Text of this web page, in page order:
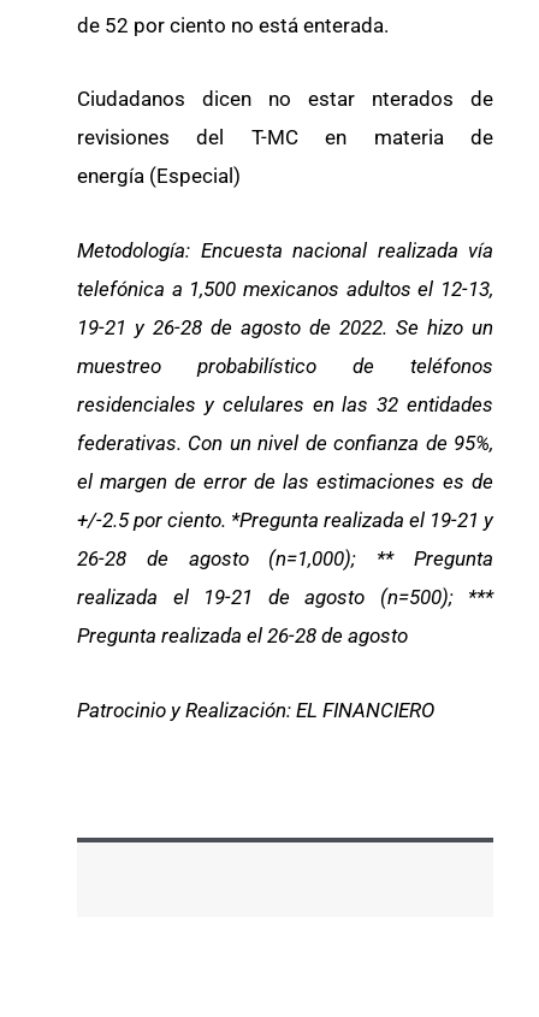
de 52 por ciento no está enterada.
Ciudadanos dicen no estar nterados de
revisiones del T-MC en materia de
energía (Especial)
Metodología: Encuesta nacional realizada vía
telefónica a 1,500 mexicanos adultos el 12-13,
19-21 y 26-28 de agosto de 2022. Se hizo un
muestreo probabilístico de teléfonos
residenciales y celulares en las 32 entidades
federativas. Con un nivel de confianza de 95%,
el margen de error de las estimaciones es de
+/-2.5 por ciento. *Pregunta realizada el 19-21 y
26-28 de agosto (n=1,000); ** Pregunta
realizada el 19-21 de agosto (n=500); ***
Pregunta realizada el 26-28 de agosto
Patrocinio y Realización: EL FINANCIERO